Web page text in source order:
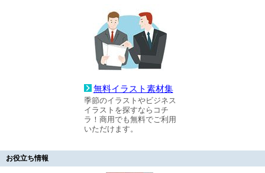
無料イラスト素材集
季節のイラストやビジネス
イラストを探すならコチ
ラ！商用でも無料でご利用
いただけます。
お役立ち情報